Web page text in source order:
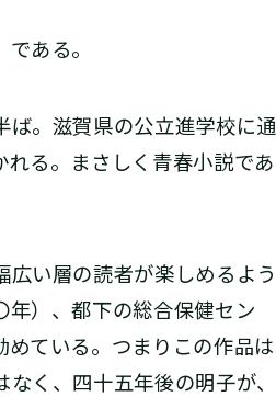
ある。
ば。滋賀県の公立進学校に通
れる。まさしく青春小説であ
い層の読者が楽しめるよう
年）、都下の総合保健セン
ている。つまりこの作品は
く、四十五年後の明子が、